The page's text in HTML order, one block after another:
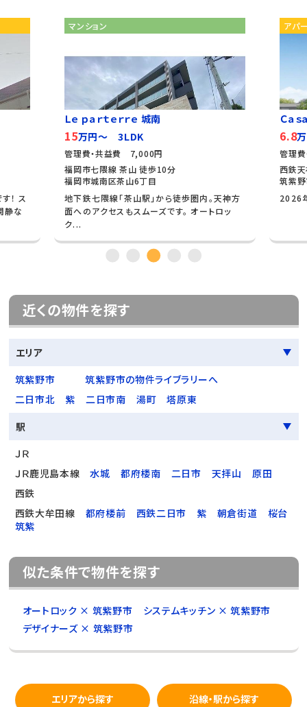
！ ス
静な
マンション
Ｌｅ ｐａｒｔｅｒｒｅ 城南
15万円～ 3LDK
管理費・共益費 7,000円
福岡市七隈線 茶山 徒歩10分
福岡市城南区茶山6丁目
地下鉄七隈線「茶山駅」から徒歩圏内。天神方
面へのアクセスもスムーズです。 オートロッ
ク...
アパ
Ｃａｓ
6.8
管理
西鉄
筑紫
2026
近くの物件を探す
エリア
筑紫野市
筑紫野市の物件ライブラリーへ
二日市北
紫 二日市南 湯町
塔原東
駅
ＪＲ
ＪＲ鹿児島本線
水城 都府楼南 二日市 天拝山
原田
西鉄
西鉄大牟田線
都府楼前 西鉄二日市 紫 朝倉街道
桜台
筑紫
似た条件で物件を探す
オートロック × 筑紫野市
システムキッチン × 筑紫野市
デザイナーズ × 筑紫野市
エリアから探す 沿線・駅から探す